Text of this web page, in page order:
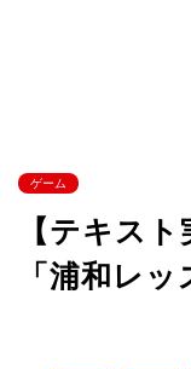
ゲーム
【テキス
「浦和レッ